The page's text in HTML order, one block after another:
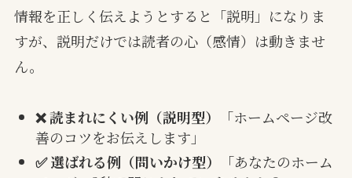
情報を正しく伝えようとすると「説明」になりま
すが、説明だけでは読者の心（感情）は動きませ
ん。
❌ 読まれにくい例（説明型）
「ホームページ改
善のコツをお伝えします」
✅ 選ばれる例（問いかけ型）
「あなたのホーム